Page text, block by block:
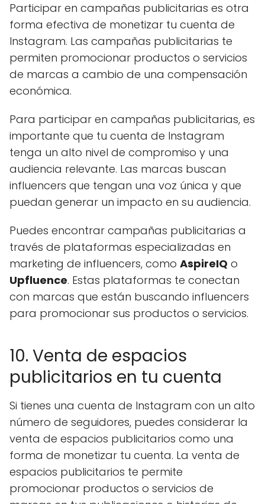
Participar en campañas publicitarias es otra
forma efectiva de monetizar tu cuenta de
Instagram. Las campañas publicitarias te
permiten promocionar productos o servicios
de marcas a cambio de una compensación
económica.
Para participar en campañas publicitarias, es
importante que tu cuenta de Instagram
tenga un alto nivel de compromiso y una
audiencia relevante. Las marcas buscan
influencers que tengan una voz única y que
puedan generar un impacto en su audiencia.
Puedes encontrar campañas publicitarias a
través de plataformas especializadas en
marketing de influencers, como AspireIQ o
Upfluence. Estas plataformas te conectan
con marcas que están buscando influencers
para promocionar sus productos o servicios.
10. Venta de espacios
publicitarios en tu cuenta
Si tienes una cuenta de Instagram con un alto
número de seguidores, puedes considerar la
venta de espacios publicitarios como una
forma de monetizar tu cuenta. La venta de
espacios publicitarios te permite
promocionar productos o servicios de